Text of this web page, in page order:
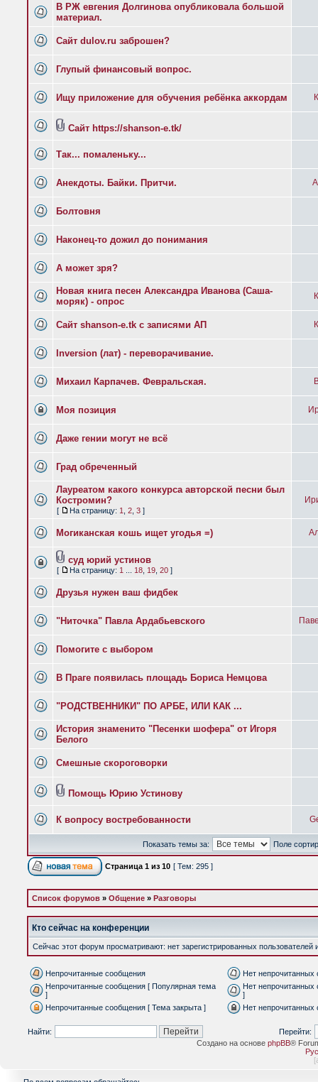
В РЖ евгения Долгинова опубликовала большой
материал.
Сайт dulov.ru заброшен?
Глупый финансовый вопрос.
Ищу приложение для обучения ребёнка аккордам
Сайт https://shanson-e.tk/
Так... помаленьку...
Анекдоты. Байки. Притчи.
Болтовня
Наконец-то дожил до понимания
А может зря?
Новая книга песен Александра Иванова (Саша-
моряк) - опрос
Сайт shanson-e.tk с записями АП
Inversion (лат) - переворачивание.
Михаил Карпачев. Февральская.
Моя позиция
Даже гении могут не всё
Град обреченный
Лауреатом какого конкурса авторской песни был
Костромин?
[ На страницу: 1 2 3 ]
Могиканская кошь ищет угодья =)
суд юрий устинов
[ На страницу: 1 18 19 20 ]
Друзья нужен ваш фидбек
"Ниточка" Павла Ардабьевского
Помогите с выбором
В Праге появилась площадь Бориса Немцова
"РОДСТВЕННИКИ" ПО АРБЕ, ИЛИ КАК ...
История знаменито "Песенки шофера" от Игоря
Белого
Смешные скороговорки
Помощь Юрию Устинову
К вопросу востребованности
Показать темы за: Поле
Страница 1 из 10 [ Тем: 295 ]
Список форумов » Общение » Разговоры
Кто сейчас на конференции
Сейчас этот форум просматривают: нет зарегистрированных пользователей
Непрочитанные сообщения
Нет непрочитанных
Непрочитанные сообщения [ Популярная тема
]
Нет
]
Непрочитанные сообщения [ Тема закрыта ]
Нет непрочитанных
Найти:
Перейти:
Создано на основе phpBB®
[